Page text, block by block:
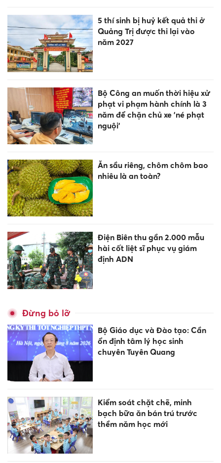
5 thí sinh bị huỷ kết quả thi ở
Quảng Trị được thi lại vào
năm 2027
Bộ Công an muốn thời hiệu xử
phạt vi phạm hành chính là 3
năm để chặn chủ xe 'né phạt
nguội’
Ăn sầu riêng, chôm chôm bao
nhiêu là an toàn?
Điện Biên thu gần 2.000 mẫu
hài cốt liệt sĩ phục vụ giám
định ADN
Đừng bỏ lỡ
Bộ Giáo dục và Đào tạo: Cần
ổn định tâm lý học sinh
chuyên Tuyên Quang
Kiểm soát chặt chẽ, minh
bạch bữa ăn bán trú trước
thềm năm học mới